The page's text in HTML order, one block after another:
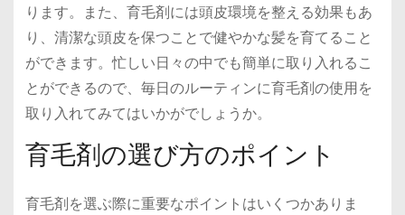
ります。また、育毛剤には頭皮環境を整える効果もあ
り、清潔な頭皮を保つことで健やかな髪を育てること
ができます。忙しい日々の中でも簡単に取り入れるこ
とができるので、毎日のルーティンに育毛剤の使用を
取り入れてみてはいかがでしょうか。
育毛剤の選び方のポイント
育毛剤を選ぶ際に重要なポイントはいくつかありま